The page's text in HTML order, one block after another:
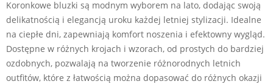
Koronkowe bluzki są modnym wyborem na lato, dodając swoją
delikatnością i elegancją uroku każdej letniej stylizacji. Idealne
na ciepłe dni, zapewniają komfort noszenia i efektowny wygląd.
Dostępne w różnych krojach i wzorach, od prostych do bardziej
ozdobnych, pozwalają na tworzenie różnorodnych letnich
outfitów, które z łatwością można dopasować do różnych okazji